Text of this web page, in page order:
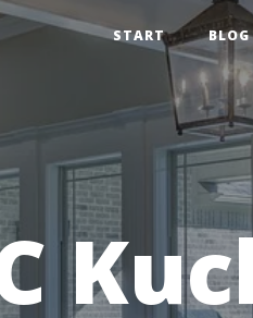
START BLOG